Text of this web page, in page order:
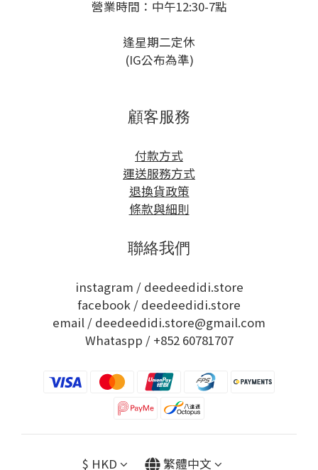
營業時間：中午12:30-7點
逢星期二定休
(IG公布為準)
顧客服務
付款方式
運送服務方式
退換貨政策
條款與細則
聯絡我們
instagram / deedeedidi.store
facebook / deedeedidi.store
email / deedeedidi.store@gmail.com
Whataspp / +852 60781707
$ HKD 繁體中文